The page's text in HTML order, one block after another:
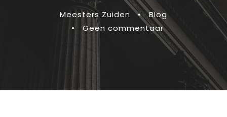
Meesters Zuiden •
Blog
•
Geen commentaar